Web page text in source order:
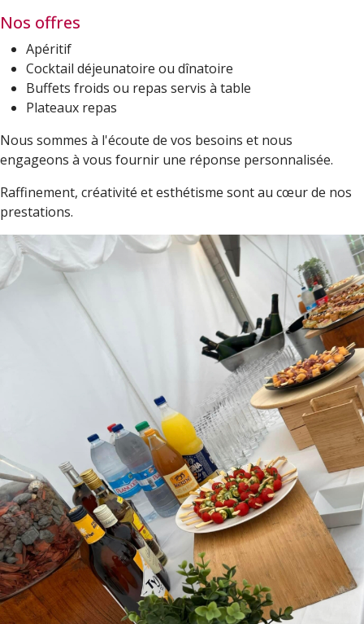
Nos offres
Apéritif
Cocktail déjeunatoire ou dînatoire
Buffets froids ou repas servis à table
Plateaux repas
Nous sommes à l'écoute de vos besoins et nous
engageons à vous fournir une réponse personnalisée.
Raffinement, créativité et esthétisme sont au cœur de nos
prestations.